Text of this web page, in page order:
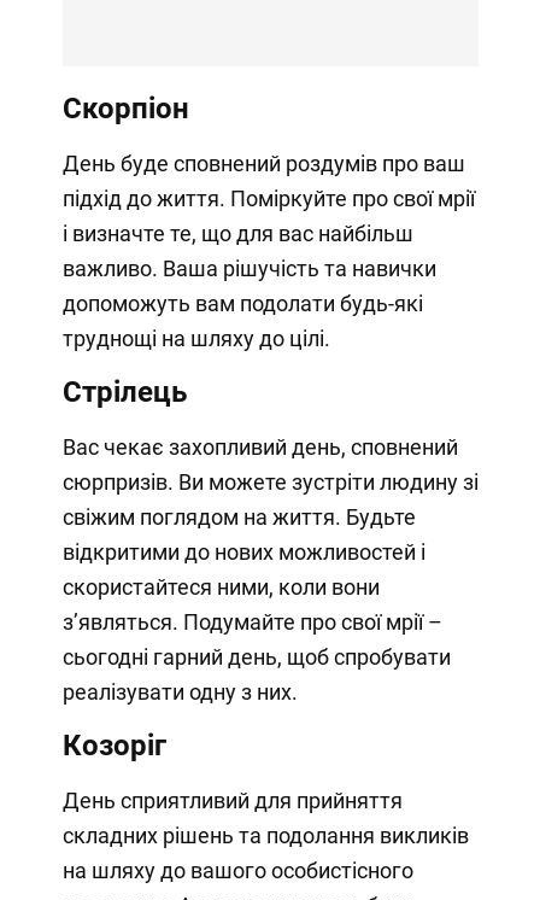
Скорпіон
День буде сповнений роздумів про ваш
підхід до життя. Поміркуйте про свої мрії
і визначте те, що для вас найбільш
важливо. Ваша рішучість та навички
допоможуть вам подолати будь-які
труднощі на шляху до цілі.
Стрілець
Вас чекає захопливий день, сповнений
сюрпризів. Ви можете зустріти людину зі
свіжим поглядом на життя. Будьте
відкритими до нових можливостей і
скористайтеся ними, коли вони
з’являться. Подумайте про свої мрії –
сьогодні гарний день, щоб спробувати
реалізувати одну з них.
Козоріг
День сприятливий для прийняття
складних рішень та подолання викликів
на шляху до вашого особистісного